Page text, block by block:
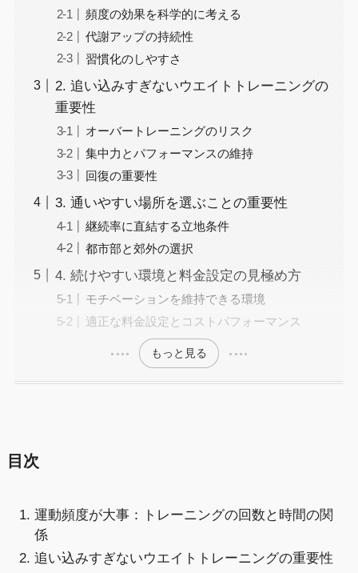
頻度の効果を科学的に考える
代謝アップの持続性
習慣化のしやすさ
2. 追い込みすぎないウエイトトレーニングの
重要性
オーバートレーニングのリスク
集中力とパフォーマンスの維持
回復の重要性
3. 通いやすい場所を選ぶことの重要性
継続率に直結する立地条件
都市部と郊外の選択
4. 続けやすい環境と料金設定の見極め方
モチベーションを維持できる環境
適正な料金設定とコストパフォーマンス
もっと見る
目次
運動頻度が大事：トレーニングの回数と時間の関
係
追い込みすぎないウエイトトレーニングの重要性